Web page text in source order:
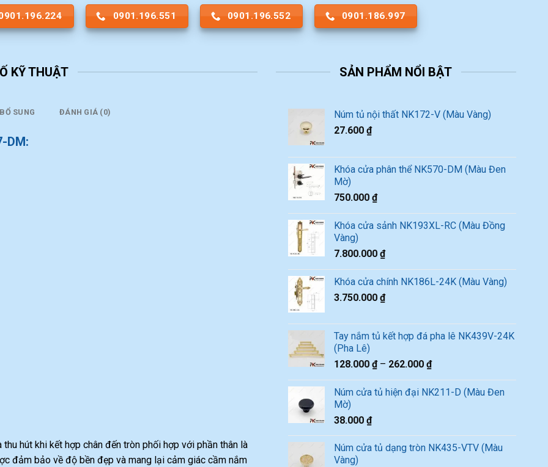
0901.196.551 0901.196.552 0901.186.997
KỸ THUẬT
SUNG ĐÁNH GIÁ (0)
DM:
hút khi kết hợp chân đến tròn phối hợp với phần thân là
đảm bảo về độ bền đẹp và mang lại cảm giác cầm nắm
SẢN PHẨM NỔI BẬT
Núm tủ nội thất NK172-V (Màu Vàng)
27.600₫
Khóa cửa phân thể NK570-DM (Màu Đen
Mờ)
750.000₫
Khóa cửa sảnh NK193XL-RC (Màu Đồng
Vàng)
7.800.000₫
Khóa cửa chính NK186L-24K (Màu Vàng)
3.750.000₫
Tay nắm tủ kết hợp đá pha lê NK439V-24K
(Pha Lê)
128.000₫– 262.000₫
Núm cửa tủ hiện đại NK211-D (Màu Đen
Mờ)
38.000₫
Núm cửa tủ dạng tròn NK435-VTV (Màu
Vàng)